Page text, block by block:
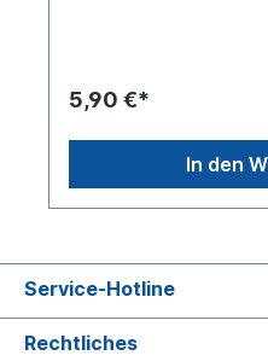
5,90 €*
In den
Service-Hotline
Rechtliches